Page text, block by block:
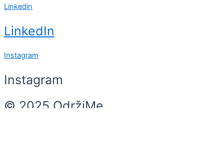
Linkedin
LinkedIn
Instagram
Instagram
© 2025 OdržiMe